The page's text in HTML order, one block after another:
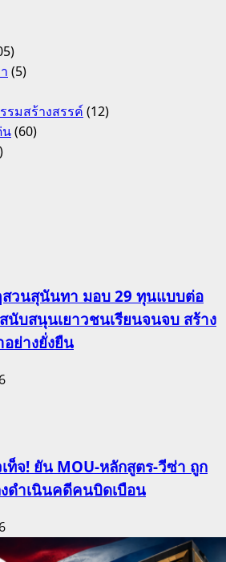
(5)
รมสร้างสรรค์ (12)
น(60)
วนสุนันทา มอบ 29 ทุนแบบต่อ
นับสนุนเยาวชนเรียนจนจบ สร้าง
ย่างยั่งยืน
ท็จ! ยัน MOU-หลักสูตร-วีซ่า ถูก
ดำเนินคดีคนบิดเบือน